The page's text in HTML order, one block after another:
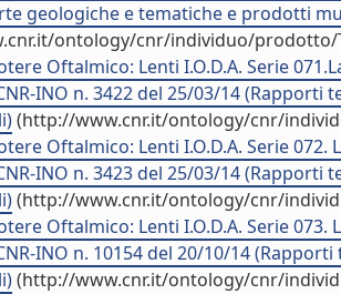
geologiche e tematiche e prodotti
ontology/cnr/individuo/prodotto/
Oftalmico: Lenti I.O.D.A. Serie
INO n. 3422 del 25/03/14
(http://www.cnr.it/ontology/cnr/
Oftalmico: Lenti I.O.D.A. Serie
INO n. 3423 del 25/03/14
(http://www.cnr.it/ontology/cnr/
Oftalmico: Lenti I.O.D.A. Serie
INO n. 10154 del 20/10/14
(http://www.cnr.it/ontology/cnr/